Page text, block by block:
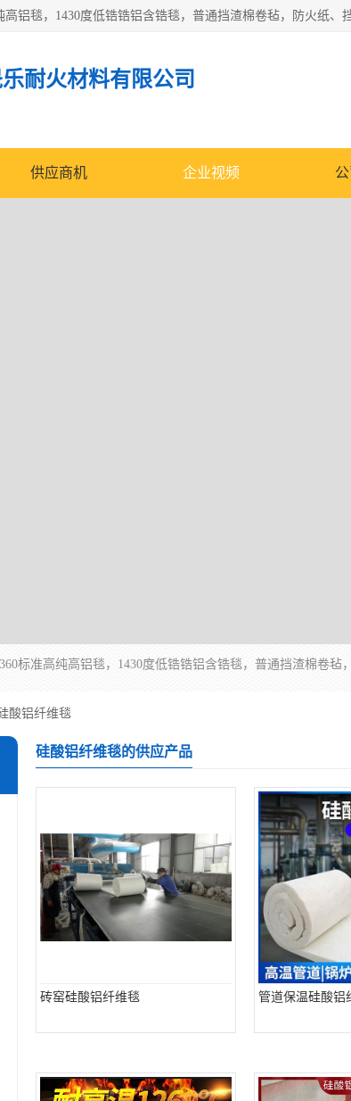
耐火材料有限公司
供应商机 企业视频
酸铝纤维毯
硅酸铝纤维毯的供应产品
砖窑硅酸铝纤维毯 管道保温硅酸铝